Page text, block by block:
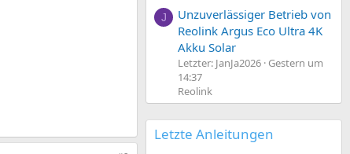
J
Unzuverlässiger Betrieb von
Reolink Argus Eco Ultra 4K
Akku Solar
Letzter: JanJa2026 Gestern um
14:37
Reolink
Letzte Anleitungen